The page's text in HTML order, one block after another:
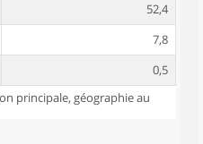
52,4
7,8
0,5
principale, géographie au